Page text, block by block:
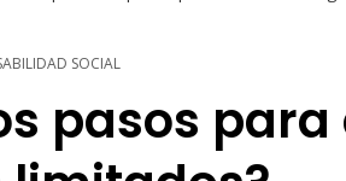
SOCIAL
pasos